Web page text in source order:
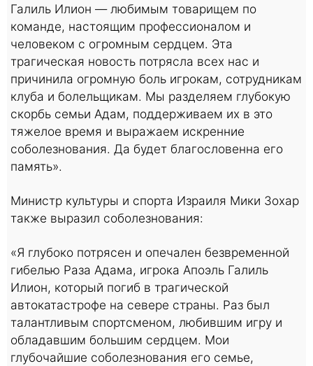
Галиль Илион — любимым товарищем по
команде, настоящим профессионалом и
человеком с огромным сердцем. Эта
трагическая новость потрясла всех нас и
причинила огромную боль игрокам, сотрудникам
клуба и болельщикам. Мы разделяем глубокую
скорбь семьи Адам, поддерживаем их в это
тяжелое время и выражаем искренние
соболезнования. Да будет благословенна его
память».
Министр культуры и спорта Израиля Мики Зохар
также выразил соболезнования:
«Я глубоко потрясен и опечален безвременной
гибелью Раза Адама, игрока Апоэль Галиль
Илион, который погиб в трагической
автокатастрофе на севере страны. Раз был
талантливым спортсменом, любившим игру и
обладавшим большим сердцем. Мои
глубочайшие соболезнования его семье,